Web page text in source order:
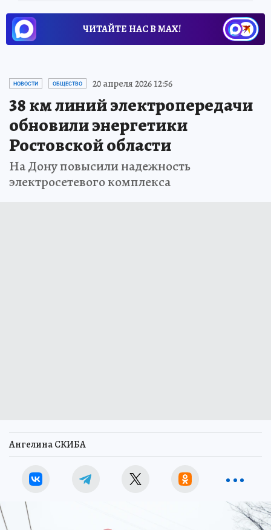
ЧИТАЙТЕ НАС В МАХ!
НОВОСТИ ОБЩЕСТВО 20 апреля 2026 12:56
38 км линий электропередачи
обновили энергетики
Ростовской области
На Дону повысили надежность
электросетевого комплекса
Ангелина СКИБА